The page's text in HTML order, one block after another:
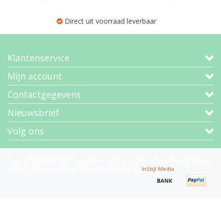
Direct uit voorraad leverbaar
Klantenservice
Mijn account
Contactgegevens
Nieuwsbrief
Volg ons
InStijl Media